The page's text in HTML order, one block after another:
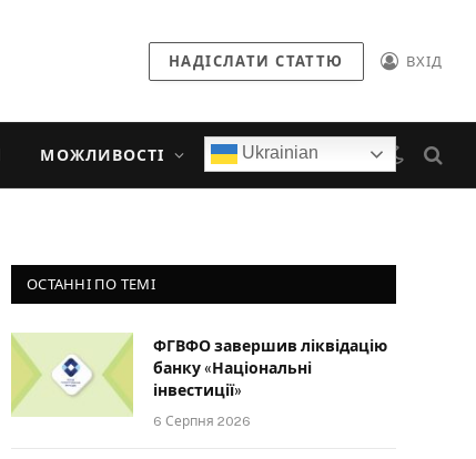
НАДІСЛАТИ СТАТТЮ ВХІД
МОЖЛИВОСТІ Ukrainian
ОСТАННІ ПО ТЕМІ
ФГВФО завершив ліквідацію
банку «Національні
інвестиції»
6 Серпня 2026